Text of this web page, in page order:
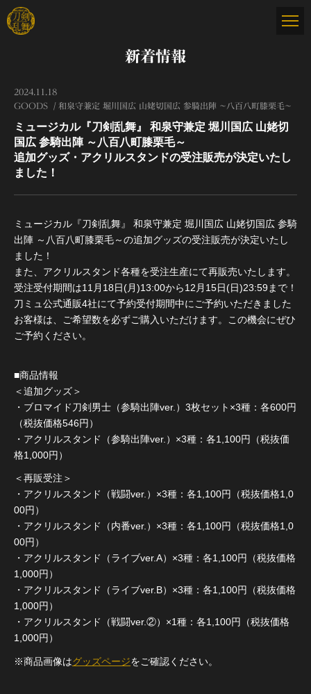
新着情報
2024.11.18
GOODS
和泉守兼定 堀川国広 山姥切国広 参騎出陣 ～八百八町膝栗毛～
ミュージカル『刀剣乱舞』 和泉守兼定 堀川国広 山姥切
国広 参騎出陣 ～八百八町膝栗毛～
追加グッズ・アクリルスタンドの受注販売が決定いたし
ました！
ミュージカル『刀剣乱舞』 和泉守兼定 堀川国広 山姥切国広 参騎
出陣 ～八百八町膝栗毛～の追加グッズの受注販売が決定いたし
ました！
また、アクリルスタンド各種を受注生産にて再販売いたします。
受注受付期間は11月18日(月)13:00から12月15日(日)23:59まで！
刀ミュ公式通販4社にて予約受付期間中にご予約いただきました
お客様は、ご希望数を必ずご購入いただけます。この機会にぜひ
ご予約ください。
■商品情報
＜追加グッズ＞
・ブロマイド刀剣男士（参騎出陣ver.）3枚セット×3種：各600円
（税抜価格546円）
・アクリルスタンド（参騎出陣ver.）×3種：各1,100円（税抜価
格1,000円）
＜再販受注＞
・アクリルスタンド（戦闘ver.）×3種：各1,100円（税抜価格1,0
00円）
・アクリルスタンド（内番ver.）×3種：各1,100円（税抜価格1,0
00円）
・アクリルスタンド（ライブver.A）×3種：各1,100円（税抜価格
1,000円）
・アクリルスタンド（ライブver.B）×3種：各1,100円（税抜価格
1,000円）
・アクリルスタンド（戦闘ver.②）×1種：各1,100円（税抜価格
1,000円）
※商品画像はグッズページをご確認ください。